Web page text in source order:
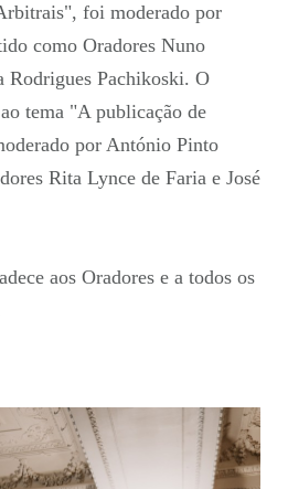
foi moderado por
como Oradores Nuno
Rodrigues Pachikoski. O
tema "A publicação de
por António Pinto
Rita Lynce de Faria e José
aos Oradores e a todos os